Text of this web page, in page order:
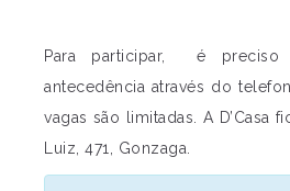
Para participar, é preciso
antecedência através do
vagas são limitadas. A D’Casa
Luiz, 471, Gonzaga.